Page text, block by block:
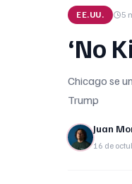
EE.UU. 5
‘No
Chicago se
Trump
Juan
16 de